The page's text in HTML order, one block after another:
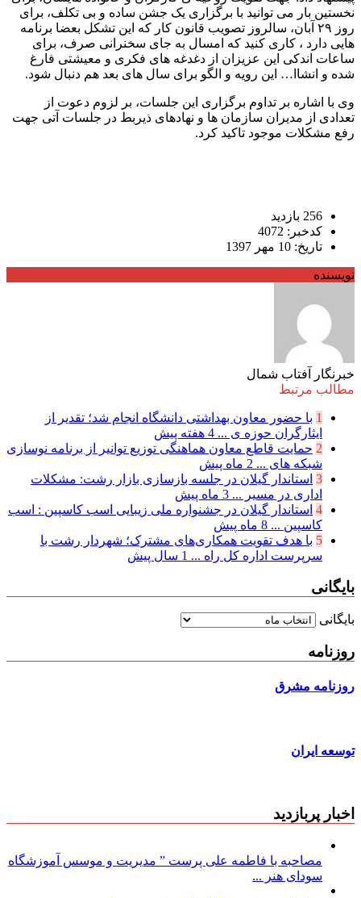
نخستین بار می توانید با برگزاری یک جشن ساده و بی تکلف، برای
روز ۲۹ آبان، سالروز تصویب قانون کار که این تشکل بعضا برنامه
هایی دارد ، کاری کنید که امسال به جای سخنرانی صرف، برای
ساعات اندکی این عزیزان از دغدغه های فکری و معیشتی فارغ
شده و انشاا… این رویه و الگو برای سال های بعد هم دنبال شود.
وی با اشاره بر تداوم برگزاری این جلسات، بر لزوم دعوت از
تعدادی از مدیران سازمان ها و نهادهای ذیربط در جلسات آتی جهت
رفع مشکلات موجود تاکید کرد.
256 بازدید
کدخبر: 4072
تاریخ: 10 مهر 1397
نویسنده
خبرنگار آفتاب شمال
مطالب مرتبط
1 با حضور معاون بهداشتی دانشگاه انجام شد؛ تقدیر از
ایثارگران حوزه ی ... 4 هفته پیش
2 حمایت قاطع معاون هماهنگی توزیع توانیر از برنامه نوسازی
شبكه های ... 2 ماه پیش
3 استاندار گیلان در جلسه بازسازی بازار رشت: مشکلات
اداری در مسیر ... 3 ماه پیش
4 استاندار گیلان در جشنواره ملی زیبایی اسب کاسپین : اسب
کاسپین ... 8 ماه پیش
5 با هدف تقویت همکاری‌های مشترک؛ شهردار رشت با
سرپرست اداره کل راه ... 1 سال پیش
بایگانی
بایگانی
روزنامه
روزنامه مشرق
توسعه ایران
اخبار پربازدید
مصاحبه با فاطمه علی پرست ” مدیریت و موسس آموزشگاه
سودای هنر ...